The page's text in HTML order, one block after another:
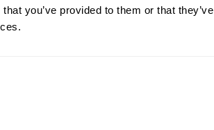
you’ve provided to them or that
exclusief partner van Dongfeng
wij een breed scala aan nieuwe